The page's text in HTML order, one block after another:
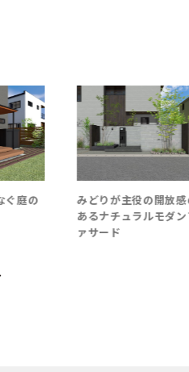
どりが主役の開放感の
あるナチュラルモダンフ